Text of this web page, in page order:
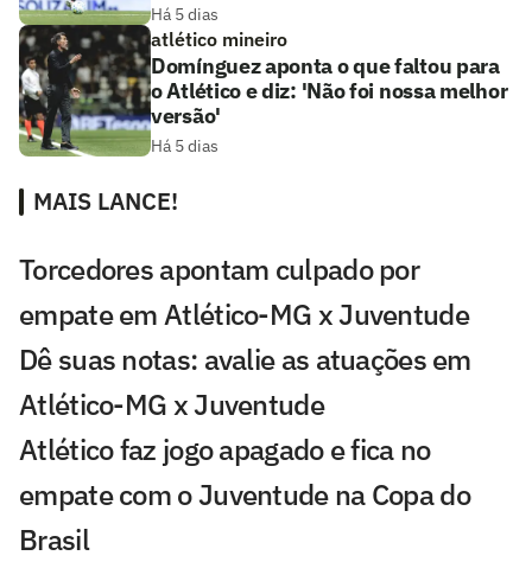
Há 5 dias
atlético mineiro
Domínguez aponta o que faltou para
o Atlético e diz: 'Não foi nossa melhor
versão'
Há 5 dias
MAIS LANCE!
Torcedores apontam culpado por
empate em Atlético-MG x Juventude
Dê suas notas: avalie as atuações em
Atlético-MG x Juventude
Atlético faz jogo apagado e fica no
empate com o Juventude na Copa do
Brasil